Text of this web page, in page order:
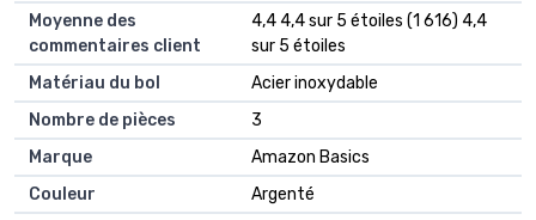
Moyenne des
commentaires client
4,4 4,4 sur 5 étoiles (1 616) 4,4
sur 5 étoiles
Matériau du bol
Acier inoxydable
Nombre de pièces
3
Marque
Amazon Basics
Couleur
Argenté